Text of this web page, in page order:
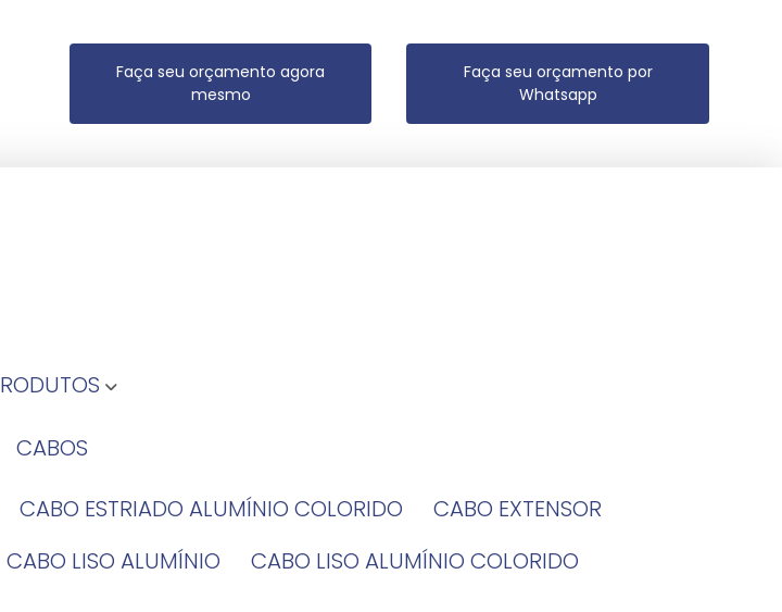
Faça seu orçamento agora
mesmo
Faça seu orçamento por
Whatsapp
PRODUTOS
CABOS
CABO ESTRIADO ALUMÍNIO COLORIDO
CABO EXTENSOR
CABO LISO ALUMÍNIO
CABO LISO ALUMÍNIO COLORIDO